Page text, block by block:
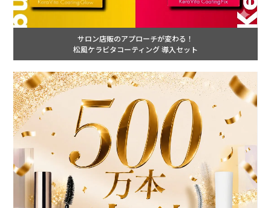
サロン店販のアプローチが変わる！
松風ケラビタコーティング 導入セット